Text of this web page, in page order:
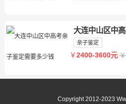
大连中山区中
亲子鉴定
￥2400-3600元
Copyright 2012-2023